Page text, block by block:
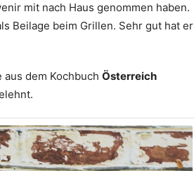
mit nach Haus genommen haben.
Beilage beim Grillen. Sehr gut hat er
dem Kochbuch Österreich